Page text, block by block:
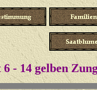
- 14 gelben